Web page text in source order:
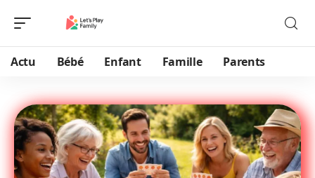
Actu Bébé Enfant Famille Parents